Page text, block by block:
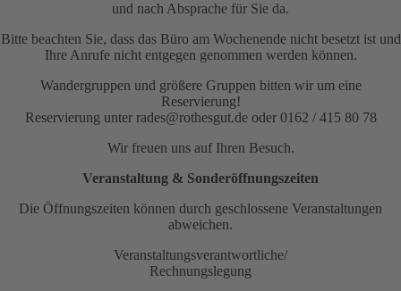
und nach Absprache für Sie da.
Bitte beachten Sie, dass das Büro am Wochenende nicht besetzt ist und
Ihre Anrufe nicht entgegen genommen werden können.
Wandergruppen und größere Gruppen bitten wir um eine
Reservierung!
Reservierung unter rades@rothesgut.de oder 0162 / 415 80 78
Wir freuen uns auf Ihren Besuch.
Veranstaltung & Sonderöffnungszeiten
Die Öffnungszeiten können durch geschlossene Veranstaltungen
abweichen.
Veranstaltungsverantwortliche/
Rechnungslegung